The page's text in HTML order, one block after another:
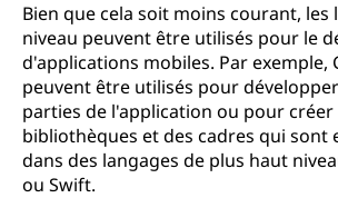
Bien que cela soit moins courant, les
niveau peuvent être utilisés pour le
d'applications mobiles. Par exemple,
peuvent être utilisés pour
parties de l'application ou pour créer
bibliothèques et des cadres qui sont
dans des langages de plus haut
ou Swift.